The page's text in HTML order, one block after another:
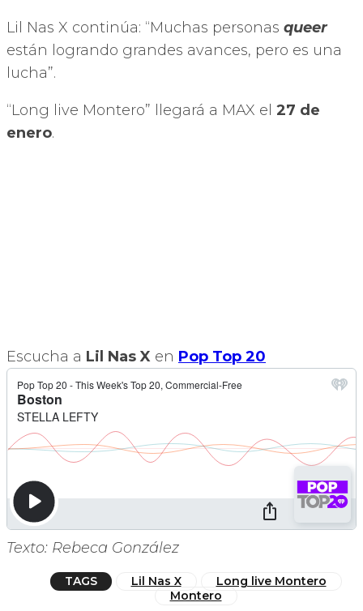
Lil Nas X continúa: “Muchas personas queer
están logrando grandes avances, pero es una
lucha”.
“Long live Montero” llegará a MAX el 27 de
enero.
Escucha a Lil Nas X en Pop Top 20
Texto: Rebeca González
TAGS Lil Nas X
Long live Montero
Montero